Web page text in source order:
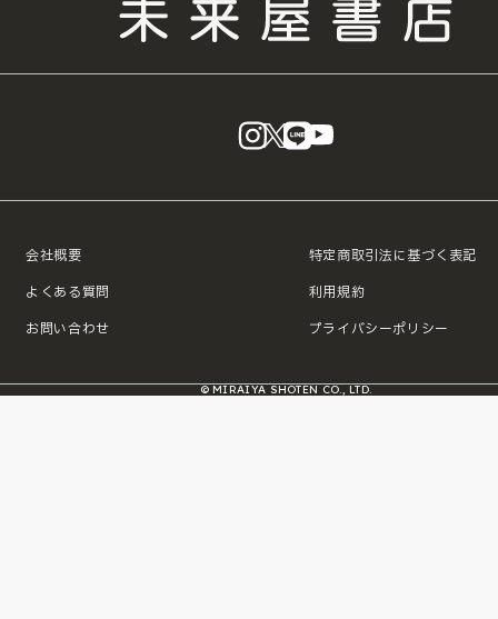
instagram
X LINE
会社概要
よくある質問
お問い合わせ
特定商取引法に基づく表記
利用規約
プライバシーポリシー
© MIRAIYA SHOTEN CO., LTD.